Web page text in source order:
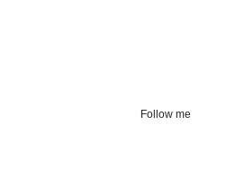
Follow me